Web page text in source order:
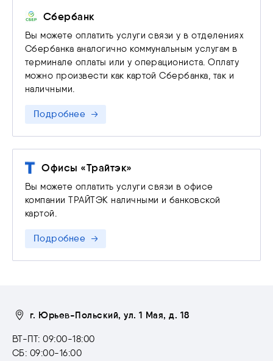
Сбербанк
Вы можете оплатить услуги связи у в отделениях
Сбербанка аналогично коммунальным услугам в
терминале оплаты или у операциониста. Оплату
можно произвести как картой Сбербанка, так и
наличными.
Подробнее
Офисы «Трайтэк»
Вы можете оплатить услуги связи в офисе
компании ТРАЙТЭК наличными и банковской
картой.
Подробнее
г. Юрьев-Польский, ул. 1 Мая, д. 18
ВТ-ПТ: 09:00-18:00
СБ: 09:00-16:00